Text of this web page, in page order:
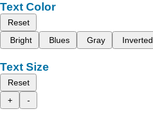
Text Color
Reset
Bright
Blues Gray Inverted
Text Size
Reset
+
-